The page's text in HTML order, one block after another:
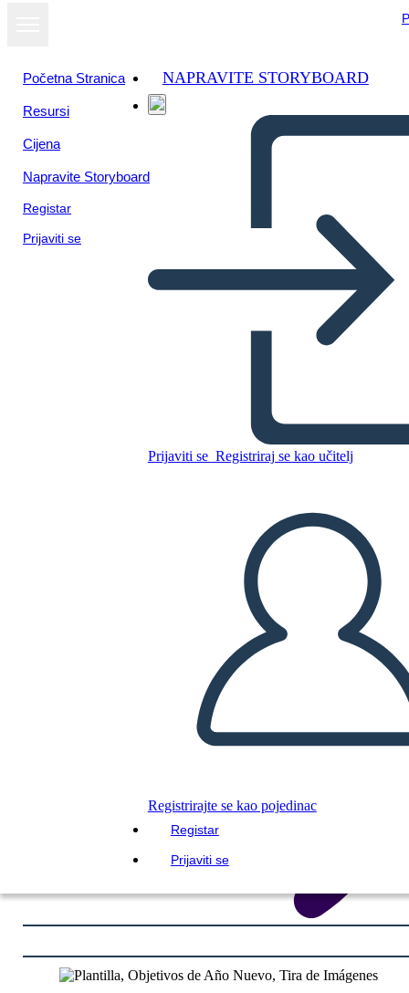
Početna Stranica
Resursi
Cijena
Napravite Storyboard
Registar
Prijaviti se
NAPRAVITE STORYBOARD
Prijaviti se Registriraj se kao učitelj
Registrirajte se kao pojedinac
Registar
Prijaviti se
Plantilla, Objetivos de Año
Kopirajte ovaj Storyboard
REPRODUCIRAJ DIJAPROJEKCIJU
ČITAJ MI